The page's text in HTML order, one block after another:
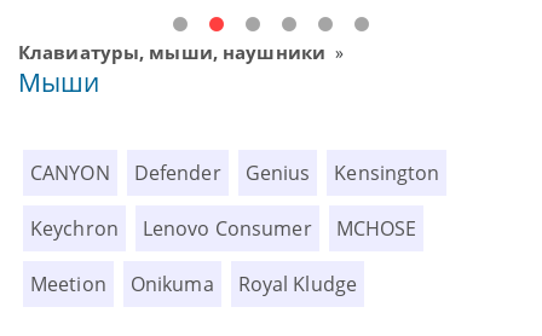
Клавиатуры, мыши, наушники »
Мыши
CANYON Defender Genius Kensington
Keychron Lenovo Consumer MCHOSE
Meetion Onikuma Royal Kludge